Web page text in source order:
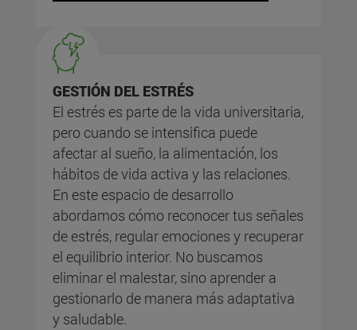
GESTIÓN DEL ESTRÉS
El estrés es parte de la vida universitaria,
pero cuando se intensifica puede
afectar al sueño, la alimentación, los
hábitos de vida activa y las relaciones.
En este espacio de desarrollo
abordamos cómo reconocer tus señales
de estrés, regular emociones y recuperar
el equilibrio interior. No buscamos
eliminar el malestar, sino aprender a
gestionarlo de manera más adaptativa
y saludable.